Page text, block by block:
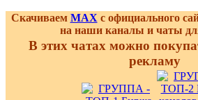
Скачиваем MAX с официального
на наши каналы и чаты
В этих чатах можно
рекламу